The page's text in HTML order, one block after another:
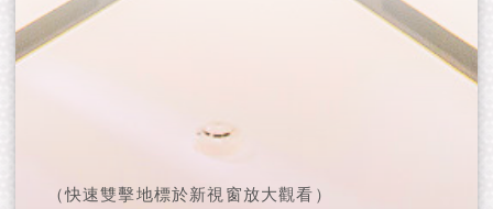
（快速雙擊地標於新視窗放大觀看）